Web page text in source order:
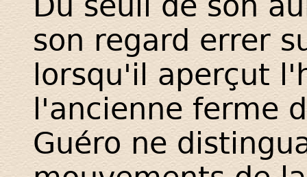
son regard errer
lorsqu'il aperçut
l'ancienne ferme
Guéro ne